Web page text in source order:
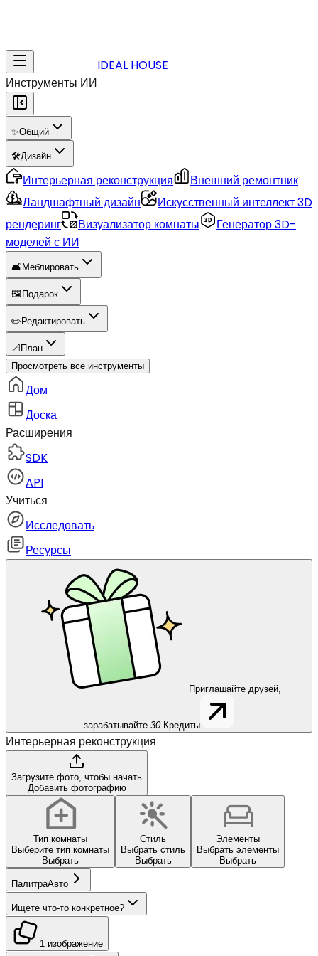
IDEAL HOUSE
Инструменты ИИ
✨Общий
🛠️Дизайн
Интерьерная реконструкция
Внешний ремонтник
Ландшафтный дизайн
Искусственный интеллект 3D
рендеринг
Визуализатор комнаты
Генератор 3D-
моделей с ИИ
🛋️Меблировать
🖼️ Подарок
✏️ Редактировать
📐 План
Просмотреть все инструменты
Дом
Доска
Расширения
SDK
API
Учиться
Исследовать
Ресурсы
Приглашайте друзей,
зарабатывайте 30 Кредиты
Интерьерная реконструкция
Загрузите фото, чтобы начать
Добавить фотографию
Тип комнаты
Выберите тип комнаты
Выбрать
Стиль
Выбрать стиль
Выбрать
Элементы
Выбрать элементы
Выбрать
ПалитраАвто
Ищете что-то конкретное?
1 изображение